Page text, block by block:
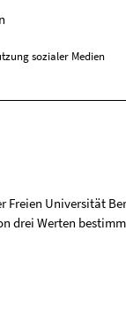
sozialer Medien
Freien Universität
drei Werten